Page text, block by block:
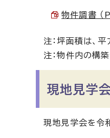
物件調書
注：坪面積は、
注：物件内の構
現地見学
現地見学会を令